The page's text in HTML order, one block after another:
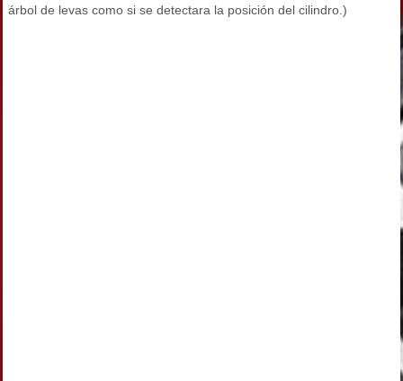
árbol de levas como si se detectara la posición del cilindro.)